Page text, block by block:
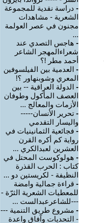
- دراسة نقدية للمجموعة
الشعرية - مشاهدات
مجنون في عصر العولمة
...
- هاجس التصدي عند
شعراءالمهجر الشاعر
أحمد مطر !؟
- العدمية بين الفيلسوفين
المعري وشوبنهاور ؟!
- الدولة العراقية -- بين
العصف المأكول وطوفان
الأزمات والمعالج ...
- تحرير الأنسان-----
واليسار التقدمي
- فجائعية الثمانينيات في
رواية كم أكره القرن
العشرين لعبدالكري ...
- هولوكوست المحتل في
كتاب : الحرب القذرة
النظيفة - لكريستين دو ...
- قراءة جمالية وامضة
للمعطيات الشعرية الثرّة -
---للشاعرعبدالست ...
- مشروع طريق التنمية ---
- التحديات وآفاق واعدة